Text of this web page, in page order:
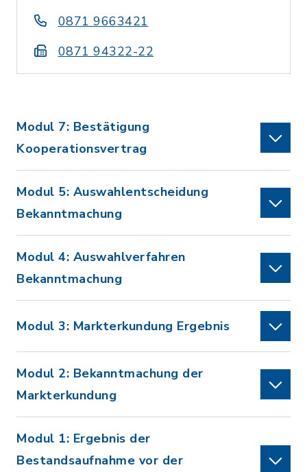
0871 9663421
0871 94322-22
Modul 7: Bestätigung
Kooperationsvertrag
Modul 5: Auswahlentscheidung
Bekanntmachung
Modul 4: Auswahlverfahren
Bekanntmachung
Modul 3: Markterkundung Ergebnis
Modul 2: Bekanntmachung der
Markterkundung
Modul 1: Ergebnis der
Bestandsaufnahme vor der